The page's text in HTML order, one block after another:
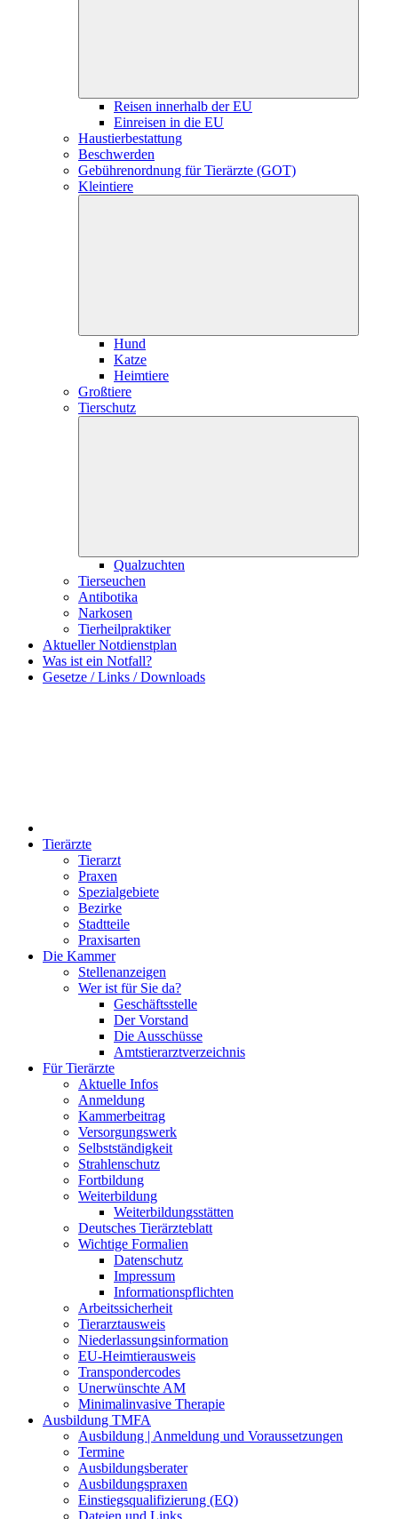
Reisen innerhalb der EU
Einreisen in die EU
Haustierbestattung
Beschwerden
Gebührenordnung für Tierärzte (GOT)
Kleintiere
Hund
Katze
Heimtiere
Großtiere
Tierschutz
Qualzuchten
Tierseuchen
Antibotika
Narkosen
Tierheilpraktiker
Aktueller Notdienstplan
Was ist ein Notfall?
Gesetze / Links / Downloads
Tierärzte
Tierarzt
Praxen
Spezialgebiete
Bezirke
Stadtteile
Praxisarten
Die Kammer
Stellenanzeigen
Wer ist für Sie da?
Geschäftsstelle
Der Vorstand
Die Ausschüsse
Amtstierarztverzeichnis
Für Tierärzte
Aktuelle Infos
Anmeldung
Kammerbeitrag
Versorgungswerk
Selbstständigkeit
Strahlenschutz
Fortbildung
Weiterbildung
Weiterbildungsstätten
Deutsches Tierärzteblatt
Wichtige Formalien
Datenschutz
Impressum
Informationspflichten
Arbeitssicherheit
Tierarztausweis
Niederlassungsinformation
EU-Heimtierausweis
Transpondercodes
Unerwünschte AM
Minimalinvasive Therapie
Ausbildung TMFA
Ausbildung | Anmeldung und Voraussetzungen
Termine
Ausbildungsberater
Ausbildungspraxen
Einstiegsqualifizierung (EQ)
Dateien und Links